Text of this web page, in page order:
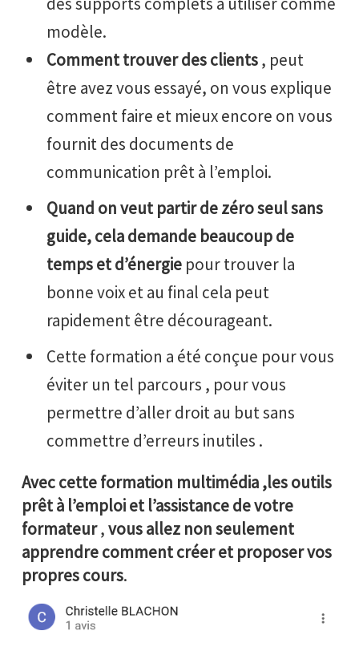
modèle.
Comment trouver des clients, peut
être avez vous essayé, on vous explique
comment faire et mieux encore on vous
fournit des documents de
communication prêt à l’emploi.
Quand on veut partir de zéro seul sans
guide, cela demande beaucoup de
temps et d’énergie pour trouver la
bonne voix et au final cela peut
rapidement être décourageant.
Cette formation a été conçue pour vous
éviter un tel parcours , pour vous
permettre d’aller droit au but sans
commettre d’erreurs inutiles .
Avec cette formation multimédia ,les outils
prêt à l’emploi et l’assistance de votre
formateur,vous allez non seulement
apprendre comment créer et proposer vos
propres cours.